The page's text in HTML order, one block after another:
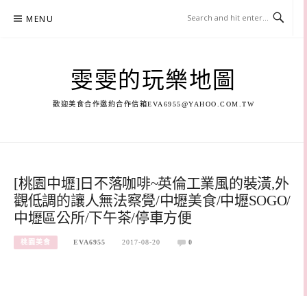
MENU
雯雯的玩樂地圖
歡迎美食合作邀約合作信箱EVA6955@YAHOO.COM.TW
[桃園中壢]日不落咖啡~英倫工業風的裝潢,外
觀低調的讓人無法察覺/中壢美食/中壢SOGO/
中壢區公所/下午茶/停車方便
桃園美食 EVA6955 2017-08-20 0